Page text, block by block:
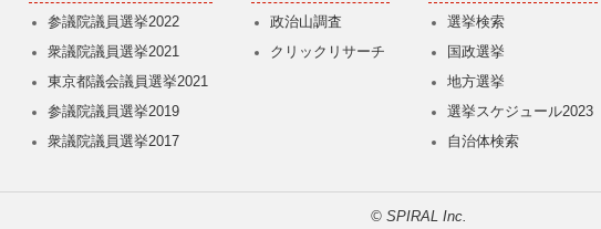
参議院議員選挙2022
衆議院議員選挙2021
東京都議会議員選挙2021
参議院議員選挙2019
衆議院議員選挙2017
政治山調査
クリックリサーチ
選挙検索
国政選挙
地方選挙
選挙スケジュール2023
自治体検索
© SPIRAL Inc.